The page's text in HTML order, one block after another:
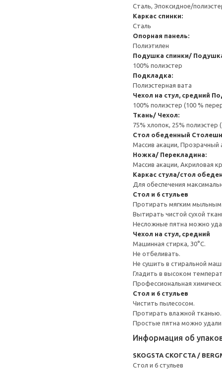
Сталь, Эпоксидное/
Каркас спинки:
Сталь
Опорная панель:
Полиэтилен
Подушка спинки/
100% полиэстер
Подкладка:
Полиэстерная вата
Чехол на стул, средний
100% полиэстер (100 %
Ткань/ Чехол:
75% хлопок, 25%
Стол обеденный
Массив акации,
Ножка/ Перекладина:
Массив акации, Акриловая
Каркас стула/стол
Для обеспечения
Стол и 6 стульев
Протирать мягким
Вытирать чистой сухой
Несложные пятна можно
Чехол на стул, средний
Машинная стирка, 30°С.
Не отбеливать.
Не сушить в стиральной
Гладить в высоком
Профессиональная
Стол и 6 стульев
Чистить пылесосом.
Протирать влажной тканью.
Простые пятна можно
Информация об
SKOGSTA СКОГСТА /
Стол и 6 стульев